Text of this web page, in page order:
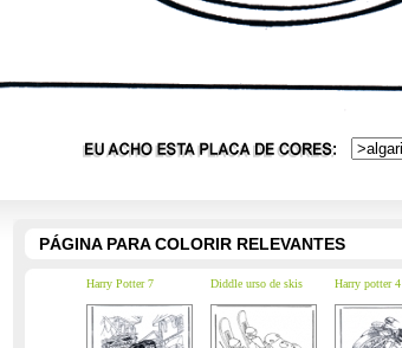
PÁGINA PARA COLORIR RELEVANTES
Harry Potter 7 Diddle urso de skis Harry potter 4